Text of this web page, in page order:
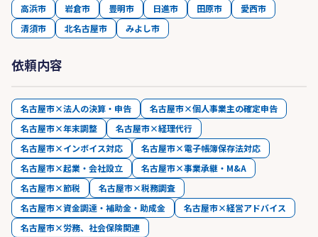
高浜市
岩倉市 豊明市 日進市 田原市
愛西市
清須市
北名古屋市 みよし市
依頼内容
名古屋市×法人の決算・申告
名古屋市×個人事業主の確定申告
名古屋市×年末調整
名古屋市×経理代行
名古屋市×インボイス対応
名古屋市×電子帳簿保存法対応
名古屋市×起業・会社設立
名古屋市×事業承継・M&A
名古屋市×節税
名古屋市×税務調査
名古屋市×資金調達・補助金・助成金
名古屋市×経営アドバイス
名古屋市×労務、社会保険関連